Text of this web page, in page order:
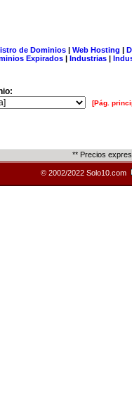
de Dominios| Web Hosting |
Expirados | Industrias |
[Pág.
** Precios
© 2002/2022 Solo10.com